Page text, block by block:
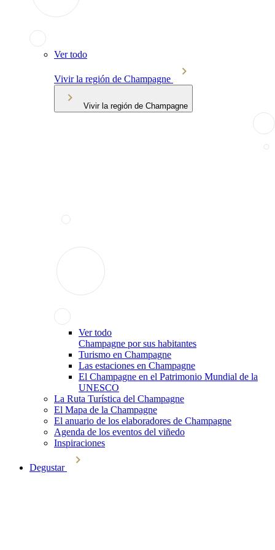
Ver todo
Vivir la región de Champagne
Vivir la región de Champagne
Ver todo
Champagne por sus habitantes
Turismo en Champagne
Las estaciones en Champagne
El Champagne en el Patrimonio Mundial de la
UNESCO
La Ruta Turística del Champagne
El Mapa de la Champagne
El anuario de los elaboradores de Champagne
Agenda de los eventos del viñedo
Inspiraciones
Degustar